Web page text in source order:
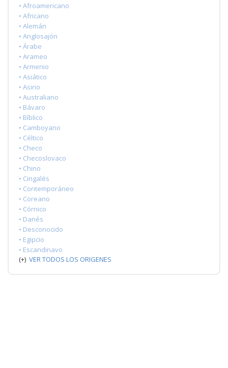
• Afroamericano
• Africano
• Alemán
• Anglosajón
• Árabe
• Arameo
• Armenio
• Asiático
• Asirio
• Australiano
• Bávaro
• Bíblico
• Camboyano
• Céltico
• Checo
• Checoslovaco
• Chino
• Cingalés
• Contemporáneo
• Coreano
• Córnico
• Danés
• Desconocido
• Egipcio
• Escandinavo
(+) VER TODOS LOS ORIGENES